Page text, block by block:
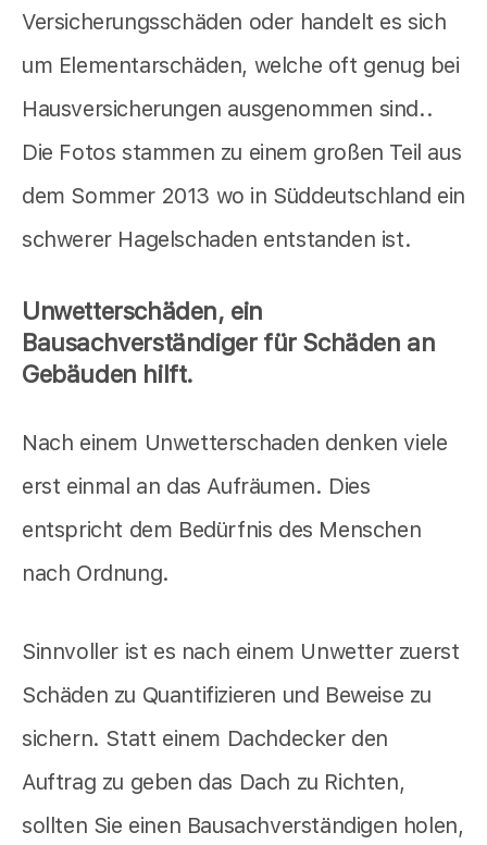
Versicherungsschäden oder handelt es sich
um Elementarschäden, welche oft genug bei
Hausversicherungen ausgenommen sind..
Die Fotos stammen zu einem großen Teil aus
dem Sommer 2013 wo in Süddeutschland ein
schwerer Hagelschaden entstanden ist.
Unwetterschäden, ein
Bausachverständiger für Schäden an
Gebäuden hilft.
Nach einem Unwetterschaden denken viele
erst einmal an das Aufräumen. Dies
entspricht dem Bedürfnis des Menschen
nach Ordnung.
Sinnvoller ist es nach einem Unwetter zuerst
Schäden zu Quantifizieren und Beweise zu
sichern. Statt einem Dachdecker den
Auftrag zu geben das Dach zu Richten,
sollten Sie einen Bausachverständigen holen,